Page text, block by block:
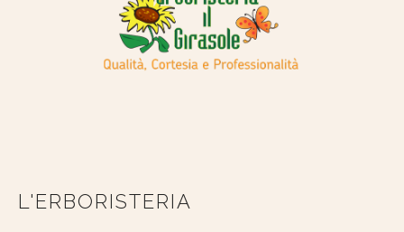
L'ERBORISTERIA